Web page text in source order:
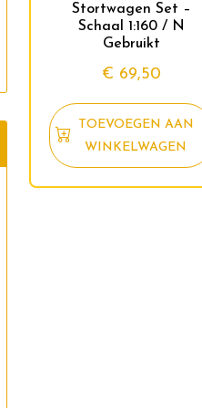
Stortwagen Set –
Schaal 1:160 / N
Gebruikt
€ 69,50
TOEVOEGEN AAN
WINKELWAGEN